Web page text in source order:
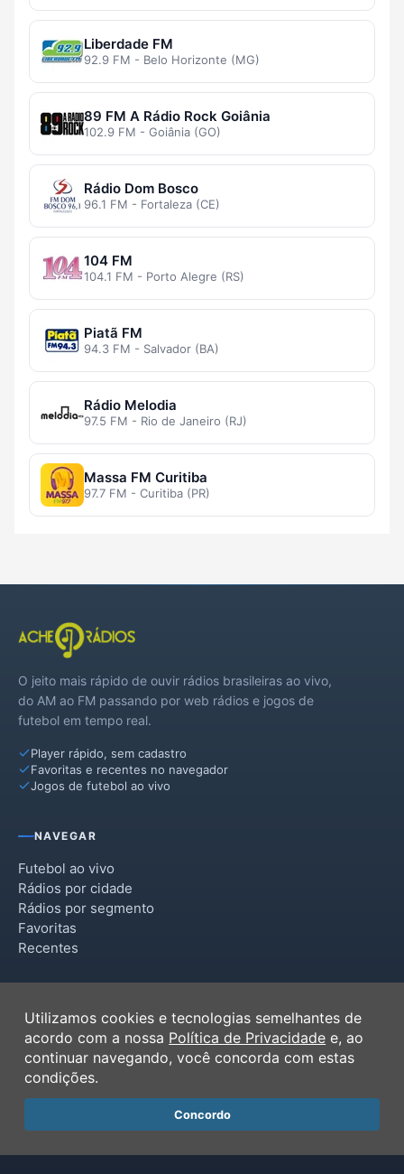
Liberdade FM
92.9 FM - Belo Horizonte (MG)
89 FM A Rádio Rock Goiânia
102.9 FM - Goiânia (GO)
Rádio Dom Bosco
96.1 FM - Fortaleza (CE)
104 FM
104.1 FM - Porto Alegre (RS)
Piatã FM
94.3 FM - Salvador (BA)
Rádio Melodia
97.5 FM - Rio de Janeiro (RJ)
Massa FM Curitiba
97.7 FM - Curitiba (PR)
O jeito mais rápido de ouvir rádios brasileiras ao vivo,
do AM ao FM passando por web rádios e jogos de
futebol em tempo real.
Player rápido, sem cadastro
Favoritas e recentes no navegador
Jogos de futebol ao vivo
NAVEGAR
Futebol ao vivo
Rádios por cidade
Rádios por segmento
Favoritas
Recentes
Termos de Uso
Política de Privacidade
Ferramentas
Contato
Utilizamos cookies e tecnologias semelhantes de
acordo com a nossa Política de Privacidade e, ao
continuar navegando, você concorda com estas
condições.
Concordo